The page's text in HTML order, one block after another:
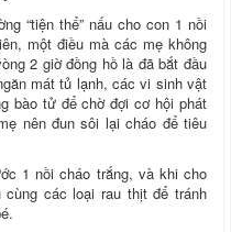
“tiện thể” nấu cho con 1 nồi
một điều mà các mẹ không
2 giờ đồng hồ là đã bắt đầu
mát tủ lạnh, các vi sinh vật
bào tử để chờ đợi cơ hội phát
nên đun sôi lại cháo để tiêu
1 nồi cháo trắng, và khi cho
các loại rau thịt để tránh